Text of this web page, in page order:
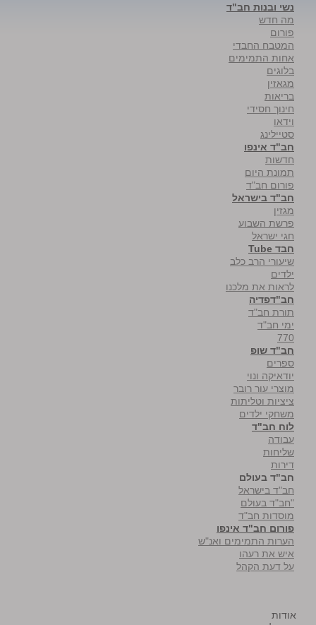
נשי ובנות חב"ד
מה חדש
פורום
המטבח החבדי
אחות התמימים
בלוגים
מגאזין
בריאות
חינוך חסידי
וידאו
סטיילינג
חב"ד אינפו
חדשות
תמונת היום
פורום חב"ד
חב"ד בישראל
מגזין
פרשת השבוע
חגי ישראל
חבד Tube
שיעורי הרב כלב
ילדים
לראות את מלכנו
חב"דפדיה
תורת חב"ד
ימי חב"ד
770
חב"ד שופ
ספרים
יודאיקה ונוי
מוצרי עור רובר
ציציות וטליתות
משחקי ילדים
לוח חב"ד
עבודה
שליחות
דירות
חב"ד בעולם
חב"ד בישראל
"חב"ד בעולם
מוסדות חב"ד
פורום חב"ד אינפו
הערות התמימים ואנ"ש
איש את רעהו
על דעת הקהל
אודות